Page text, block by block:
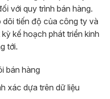
với quy trình bán hàng.
tiến độ của công ty và
kế hoạch phát triển kinh
tới.
bán hàng
xác dựa trên dữ liệu